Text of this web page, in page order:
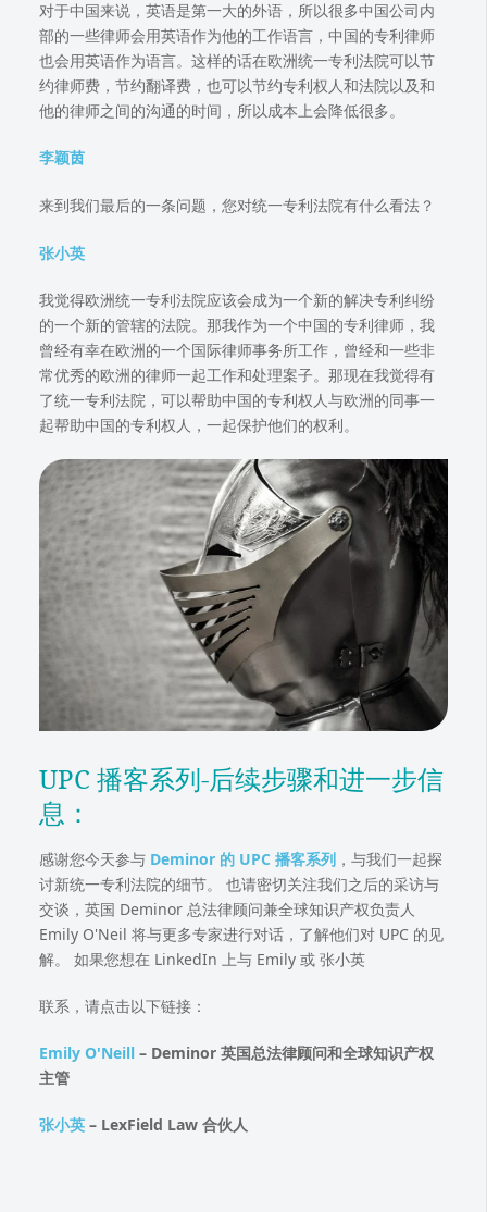
对于中国来说，英语是第一大的外语，所以很多中国公司内
部的一些律师会用英语作为他的工作语言，中国的专利律师
也会用英语作为语言。这样的话在欧洲统一专利法院可以节
约律师费，节约翻译费，也可以节约专利权人和法院以及和
他的律师之间的沟通的时间，所以成本上会降低很多。
李颖茵
来到我们最后的一条问题，您对统一专利法院有什么看法？
张小英
我觉得欧洲统一专利法院应该会成为一个新的解决专利纠纷
的一个新的管辖的法院。那我作为一个中国的专利律师，我
曾经有幸在欧洲的一个国际律师事务所工作，曾经和一些非
常优秀的欧洲的律师一起工作和处理案子。那现在我觉得有
了统一专利法院，可以帮助中国的专利权人与欧洲的同事一
起帮助中国的专利权人，一起保护他们的权利。
UPC 播客系列-后续步骤和进一步信
息：
感谢您今天参与 Deminor 的 UPC 播客系列 ，与我们一起探
讨新统一专利法院的细节。 也请密切关注我们之后的采访与
交谈，英国 Deminor 总法律顾问兼全球知识产权负责人
Emily O'Neil 将与更多专家进行对话，了解他们对 UPC 的见
解。 如果您想在 LinkedIn 上与 Emily 或 张小英
联系，请点击以下链接：
Emily O'Neill – Deminor 英国总法律顾问和全球知识产权
主管
张小英 – LexField Law 合伙人